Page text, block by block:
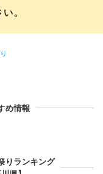
。
め情報
りランキング